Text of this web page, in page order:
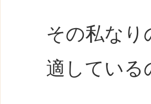
その私なり
適している